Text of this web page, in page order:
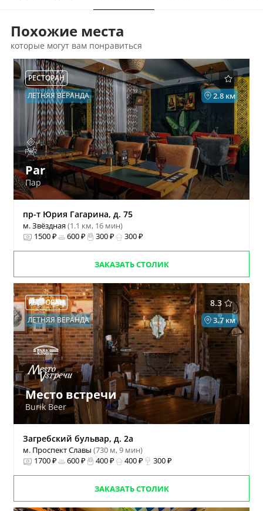
Похожие места
которые могут вам понравиться
РЕСТОРАН
2.8 км
ЛЕТНЯЯ ВЕРАНДА
Par
Пар
пр-т Юрия Гагарина, д. 75
м. Звёздная(1.1 км, 16 мин)
1500 ₽
600 ₽ 300 ₽ 300 ₽
ЗАКАЗАТЬ СТОЛИК
8.3
РЕСТОРАН
3.7 км
ЛЕТНЯЯ ВЕРАНДА
Место встречи
Burik Beer
Загребский бульвар, д. 2а
м. Проспект Славы (730 м, 9 мин)
1700 ₽
600 ₽ 400 ₽ 400 ₽ 300 ₽
ЗАКАЗАТЬ СТОЛИК